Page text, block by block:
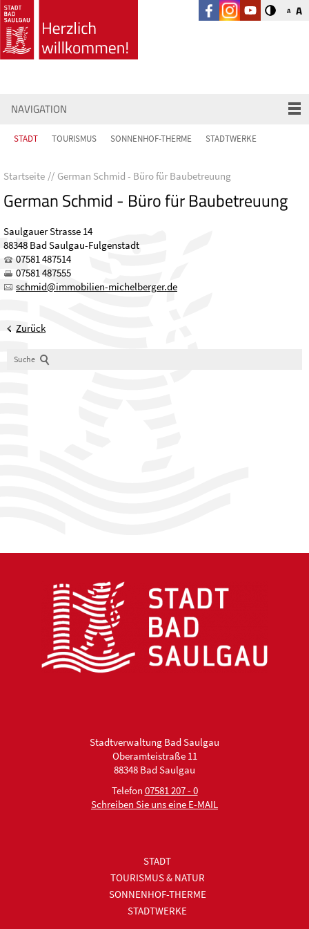
A A
NAVIGATION
STADT TOURISMUS SONNENHOF-THERME STADTWERKE
Startseite German Schmid - Büro für Baubetreuung
German Schmid - Büro für Baubetreuung
Saulgauer Strasse 14
88348 Bad Saulgau-Fulgenstadt
07581 487514
07581 487555
schm d mm b l n-m ch lb rg r d
Zurück
Suche
Stadtverwaltung Bad Saulgau
Oberamteistraße 11
88348 Bad Saulgau
Telefon 07581 207 - 0
Schreiben Sie uns eine E-MAIL
STADT
TOURISMUS & NATUR
SONNENHOF-THERME
STADTWERKE